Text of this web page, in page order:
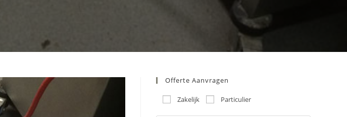
Offerte Aanvragen
Zakelijk Particulier